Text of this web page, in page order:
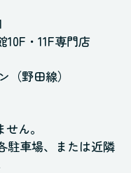
・11F専門店
野田線）
ん。
車場、
または近隣